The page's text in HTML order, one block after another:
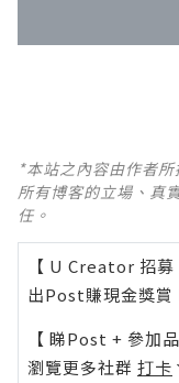
*本站之內容由作者
所有博客的立場、真
任。
【 U Creator 招募
出Post賺現金獎賞
【 睇Post + 參加
瀏覽更多社群 打卡